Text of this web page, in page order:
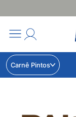
Carnê Pintos